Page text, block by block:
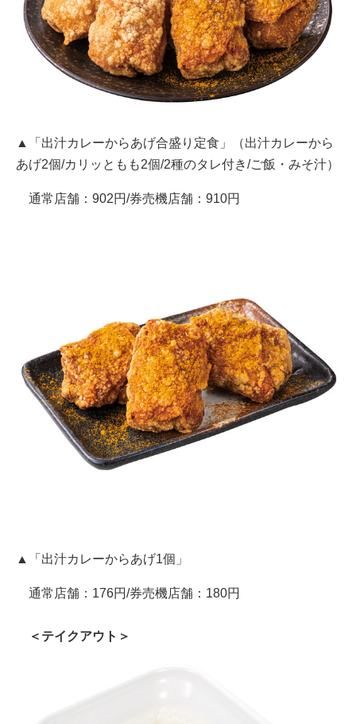
▲「出汁カレーからあげ合盛り定食」（出汁カレーから
あげ2個/カリッともも2個/2種のタレ付き/ご飯・みそ汁）
通常店舗：902円/券売機店舗：910円
▲「出汁カレーからあげ1個」
通常店舗：176円/券売機店舗：180円
＜テイクアウト＞